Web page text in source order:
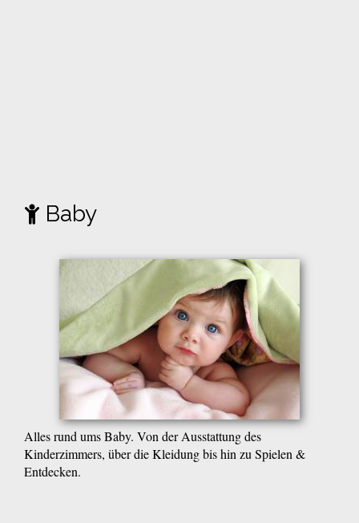
Baby
Alles rund ums Baby. Von der Ausstattung des
Kinderzimmers, über die Kleidung bis hin zu Spielen &
Entdecken.